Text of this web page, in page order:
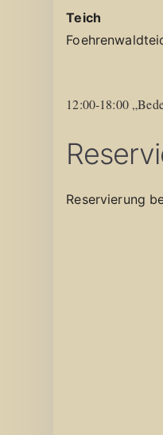
Teich
12:00-18:00
Reservierung